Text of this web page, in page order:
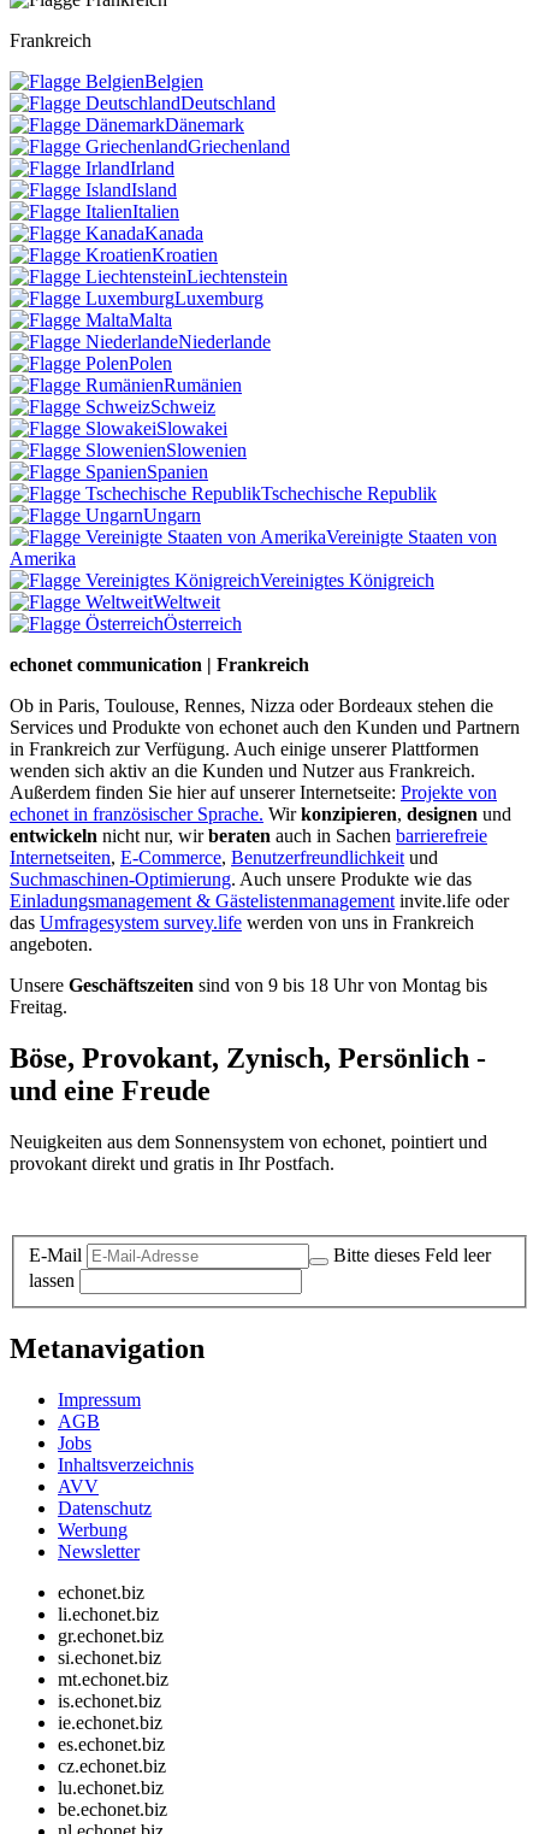
Frankreich
Belgien
Deutschland
Dänemark
Griechenland
Irland
Island
Italien
Kanada
Kroatien
Liechtenstein
Luxemburg
Malta
Niederlande
Polen
Rumänien
Schweiz
Slowakei
Slowenien
Spanien
Tschechische Republik
Ungarn
Vereinigte Staaten von
Amerika
Vereinigtes Königreich
Weltweit
Österreich
echonet communication | Frankreich
Ob in Paris, Toulouse, Rennes, Nizza oder Bordeaux stehen die
Services und Produkte von echonet auch den Kunden und Partnern
in Frankreich zur Verfügung. Auch einige unserer Plattformen
wenden sich aktiv an die Kunden und Nutzer aus Frankreich.
Außerdem finden Sie hier auf unserer Internetseite: Projekte von
echonet in französischer Sprache. Wirkonzipieren, designen und
entwickeln nicht nur, wirberaten auch in Sachen barrierefreie
Internetseiten, E-Commerce, Benutzerfreundlichkeit und
Suchmaschinen-Optimierung. Auch unsere Produkte wie das
Einladungsmanagement & Gästelistenmanagement invite.life oder
das Umfragesystem survey.life werden von uns in Frankreich
angeboten.
Unsere Geschäftszeiten sind von 9 bis 18 Uhr von Montag bis
Freitag.
Böse, Provokant, Zynisch, Persönlich -
und eine Freude
Neuigkeiten aus dem Sonnensystem von echonet, pointiert und
provokant direkt und gratis in Ihr Postfach.
E-Mail
Bitte dieses Feld leer
lassen
Metanavigation
Impressum
AGB
Jobs
Inhaltsverzeichnis
AVV
Datenschutz
Werbung
Newsletter
echonet.biz
li.echonet.biz
gr.echonet.biz
si.echonet.biz
mt.echonet.biz
is.echonet.biz
ie.echonet.biz
es.echonet.biz
cz.echonet.biz
lu.echonet.biz
be.echonet.biz